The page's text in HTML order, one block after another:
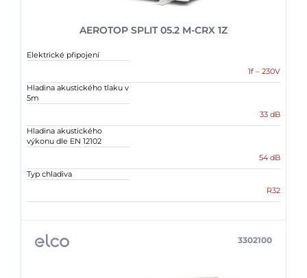
AEROTOP SPLIT 05.2 M-CRX 1Z
Elektrické připojení
1f – 230V
Hladina akustického tlaku v
5m
33 dB
Hladina akustického
výkonu dle EN 12102
54 dB
Typ chladiva
R32
3302100